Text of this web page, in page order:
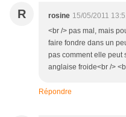
R rosine 15/05/2011
<br /> pas mal, mais
faire fondre dans un
pas comment elle peut
anglaise froide<br />
Répondre